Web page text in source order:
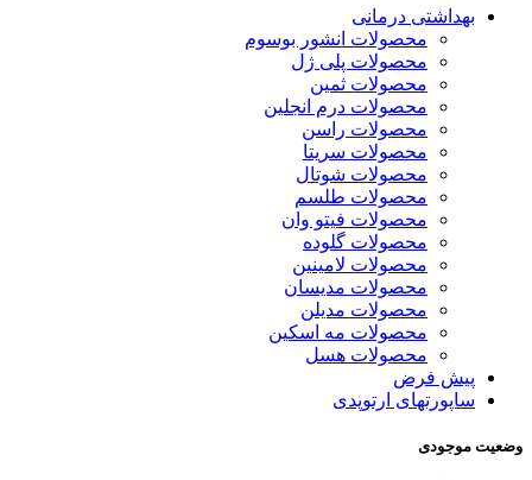
بهداشتی درمانی
محصولات انشور بوسوم
محصولات پلی ژل
محصولات ثمین
محصولات درم انجلین
محصولات راسن
محصولات سریتا
محصولات شوتال
محصولات طلسم
محصولات فیتو وان
محصولات گلوده
محصولات لامینین
محصولات مدیسان
محصولات مدیلن
محصولات مه اسکین
محصولات هسل
پیش فرض
ساپورتهای ارتوپدی
وضعیت موجودی